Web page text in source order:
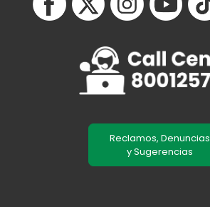
Reclamos, Denuncias
y Sugerencias